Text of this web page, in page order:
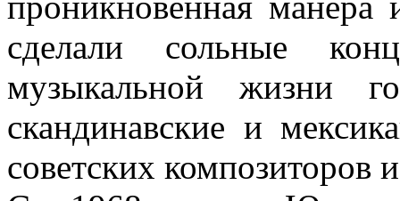
сделали сольные
музыкальной жизни
скандинавские и
советских композиторов